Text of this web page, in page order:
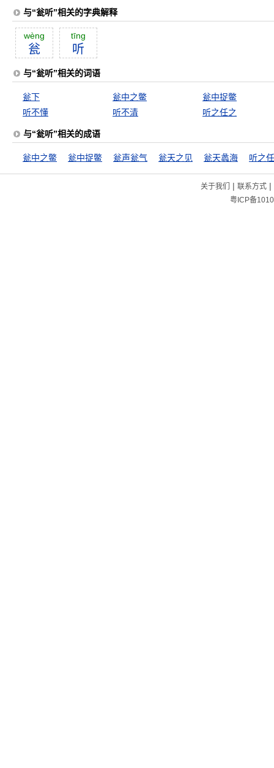
与“瓮听”相关的字典解释
wèng
瓮
tīng
听
与“瓮听”相关的词语
瓮下 瓮中之鳖
瓮中捉鳖
听不懂
听不清 听之任之
与“瓮听”相关的成语
瓮中之鳖 瓮中捉鳖 瓮声瓮气 瓮天之见 瓮天蠡海 听之
关于我们 | 联系方式|
粤ICP备